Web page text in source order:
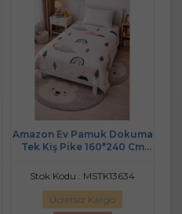
Amazon Ev Pamuk Dokuma
Tek Kiş Pike 160*240 Cm
Stok Kodu : MSTK13634
Ücretsiz Kargo